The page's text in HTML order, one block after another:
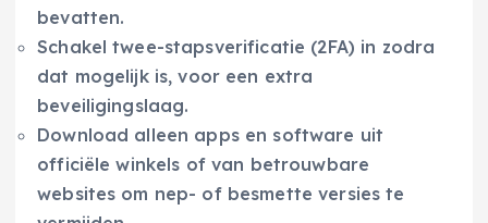
bevatten.
Schakel twee-stapsverificatie (2FA) in zodra
dat mogelijk is, voor een extra
beveiligingslaag.
Download alleen apps en software uit
officiële winkels of van betrouwbare
websites om nep- of besmette versies te